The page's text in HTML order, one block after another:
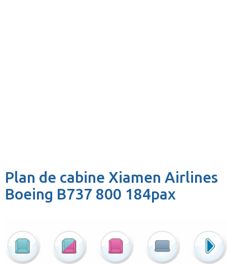
Plan de cabine Xiamen Airlines
Boeing B737 800 184pax